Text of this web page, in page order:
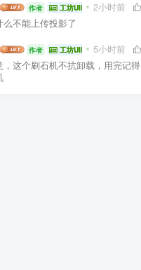
大佬 作者 工坊UID:104936
2小时前
么不能上传投影了
大佬 作者 工坊UID:104936
5小时前
，这个刷石机不抗卸载，用完记得